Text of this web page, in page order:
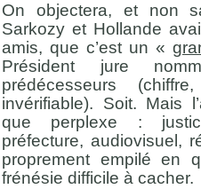
On objectera, et non
Sarkozy et Hollande
amis, que c’est un «
Président jure
prédécesseurs
invérifiable). Soit. Mais
que perplexe :
préfecture, audiovisuel,
proprement empilé en
frénésie difficile à cacher.